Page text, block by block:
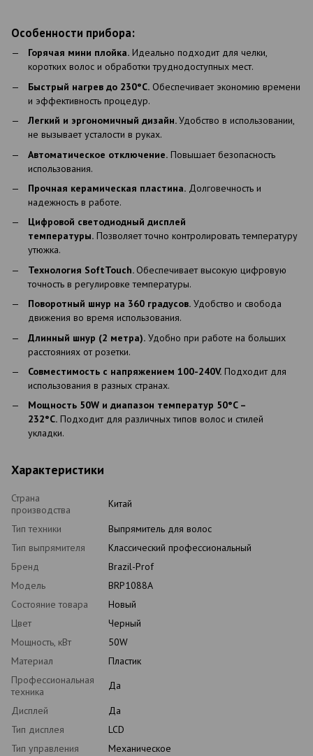
Особенности прибора:
Горячая мини плойка. Идеально подходит для челки,
коротких волос и обработки труднодоступных мест.
Быстрый нагрев до 230°C. Обеспечивает экономию времени
и эффективность процедур.
Легкий и эргономичный дизайн.Удобство в использовании,
не вызывает усталости в руках.
Автоматическое отключение. Повышает безопасность
использования.
Прочная керамическая пластина. Долговечность и
надежность в работе.
Цифровой светодиодный дисплей
температуры. Позволяет точно контролировать температуру
утюжка.
Технология SoftTouch. Обеспечивает высокую цифровую
точность в регулировке температуры.
Поворотный шнур на 360 градусов. Удобство и свобода
движения во время использования.
Длинный шнур (2 метра). Удобно при работе на больших
расстояниях от розетки.
Совместимость с напряжением 100-240V. Подходит для
использования в разных странах.
Мощность 50W и диапазон температур 50°C –
232°C. Подходит для различных типов волос и стилей
укладки.
Характеристики
Страна
производства
Китай
Тип техники
Выпрямитель для волос
Тип выпрямителя
Классический профессиональный
Бренд
Brazil-Prof
Модель
BRP1088A
Состояние товара
Новый
Цвет
Черный
Мощность, кВт
50W
Материал
Пластик
Профессиональная
техника
Да
Дисплей
Да
Тип дисплея
LCD
Тип управления
Механическое